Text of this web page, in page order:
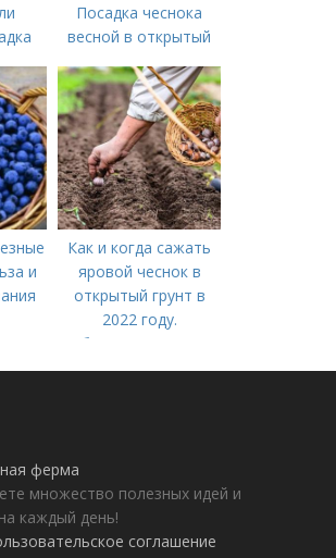
Посадка чеснока
весной в открытый
и
Как и когда сажать
яровой чеснок в
открытый грунт в
2022 году.
Добавление статьи в
новую подборку
ферма
множество полезных идей и
каждый день!
соглашение